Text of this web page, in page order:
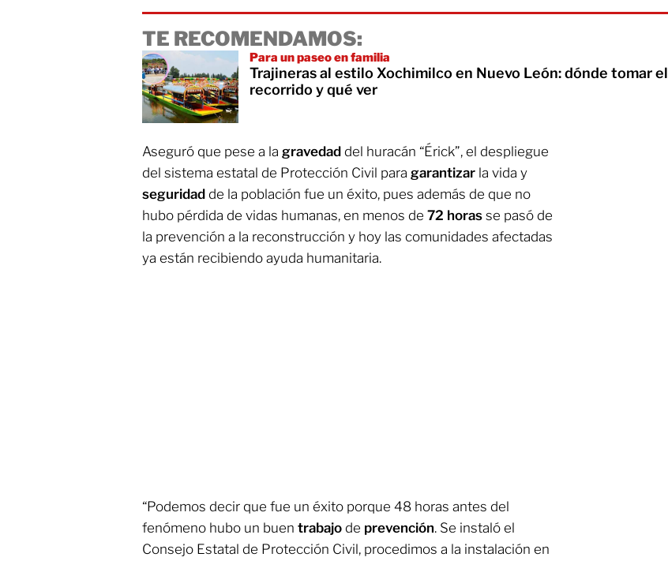
TE RECOMENDAMOS:
Para un paseo en familia
Trajineras al estilo Xochimilco en Nuevo León: dónde tomar el
recorrido y qué ver
Aseguró que pese a la gravedad del huracán “Érick”, el despliegue
del sistema estatal de Protección Civil para garantizar la vida y
seguridad de la población fue un éxito, pues además de que no
hubo pérdida de vidas humanas, en menos de 72 horas se pasó de
la prevención a la reconstrucción y hoy las comunidades afectadas
ya están recibiendo ayuda humanitaria.
“Podemos decir que fue un éxito porque 48 horas antes del
fenómeno hubo un buen trabajo de prevención. Se instaló el
Consejo Estatal de Protección Civil, procedimos a la instalación en